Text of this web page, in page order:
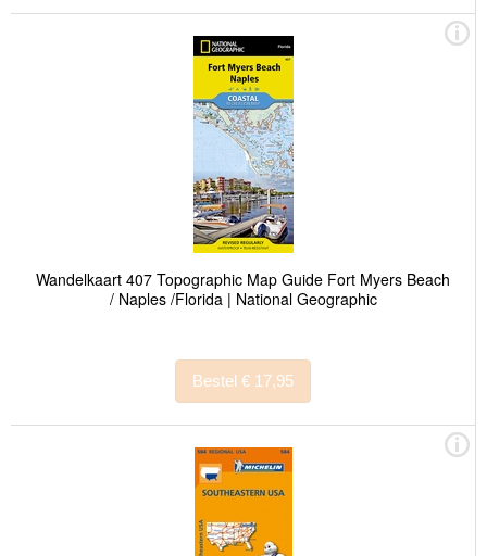
Wandelkaart 407 Topographic Map Guide Fort Myers Beach
/ Naples /Florida | National Geographic
Bestel € 17,95